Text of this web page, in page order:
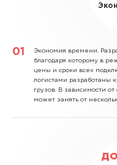
Экономия времени.
благодаря которому в
цены и сроки всех
логистами разработаны
грузов. В зависимости
может занять от
до